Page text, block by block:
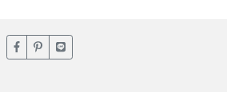
臉書分享(另開新視窗)
噗浪分享(另開新視窗)
Line分享(另開新視窗)